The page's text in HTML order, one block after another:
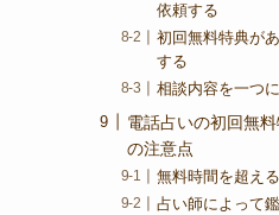
依頼する
初回無料特典が
する
相談内容を一つ
電話占いの初回無
の注意点
無料時間を超え
占い師によって